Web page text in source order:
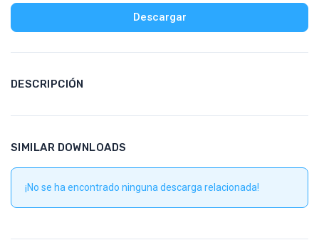
Descargar
DESCRIPCIÓN
SIMILAR DOWNLOADS
¡No se ha encontrado ninguna descarga relacionada!